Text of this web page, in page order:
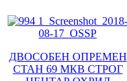
ДВОСОБЕН ОПРЕМЕН
СТАН 69 МКВ СТРОГ